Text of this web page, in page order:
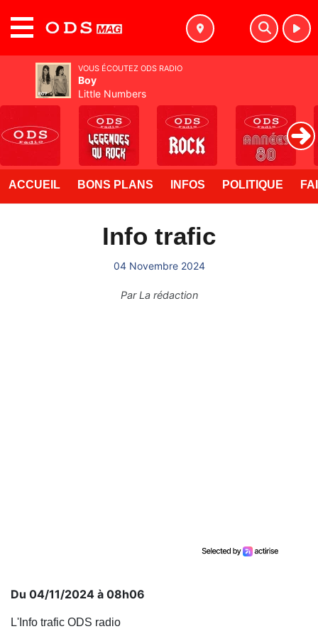
ACCUEIL BONS PLANS INFOS POLITIQUE
Info trafic
04 Novembre 2024
ParLa rédaction
Du 04/11/2024 à 08h06
L'Info trafic ODS radio
VOUS ÉCOUTEZ ODS RADIO
Boy
Little Numbers